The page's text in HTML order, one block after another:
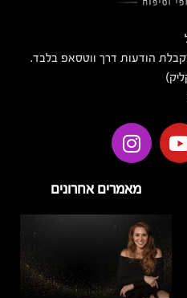
הודעות דרך ווטסאפ בלבד.
מאמרים אחרונים